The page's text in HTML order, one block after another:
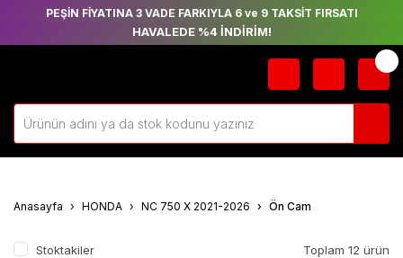
PEŞİN FİYATINA 3 VADE FARKIYLA 6 ve 9 TAKSİT FIRSATI
HAVALEDE %4 İNDİRİM!
Anasayfa HONDA NC 750 X 2021-2026 Ön Cam
Stoktakiler Toplam 12 ürün